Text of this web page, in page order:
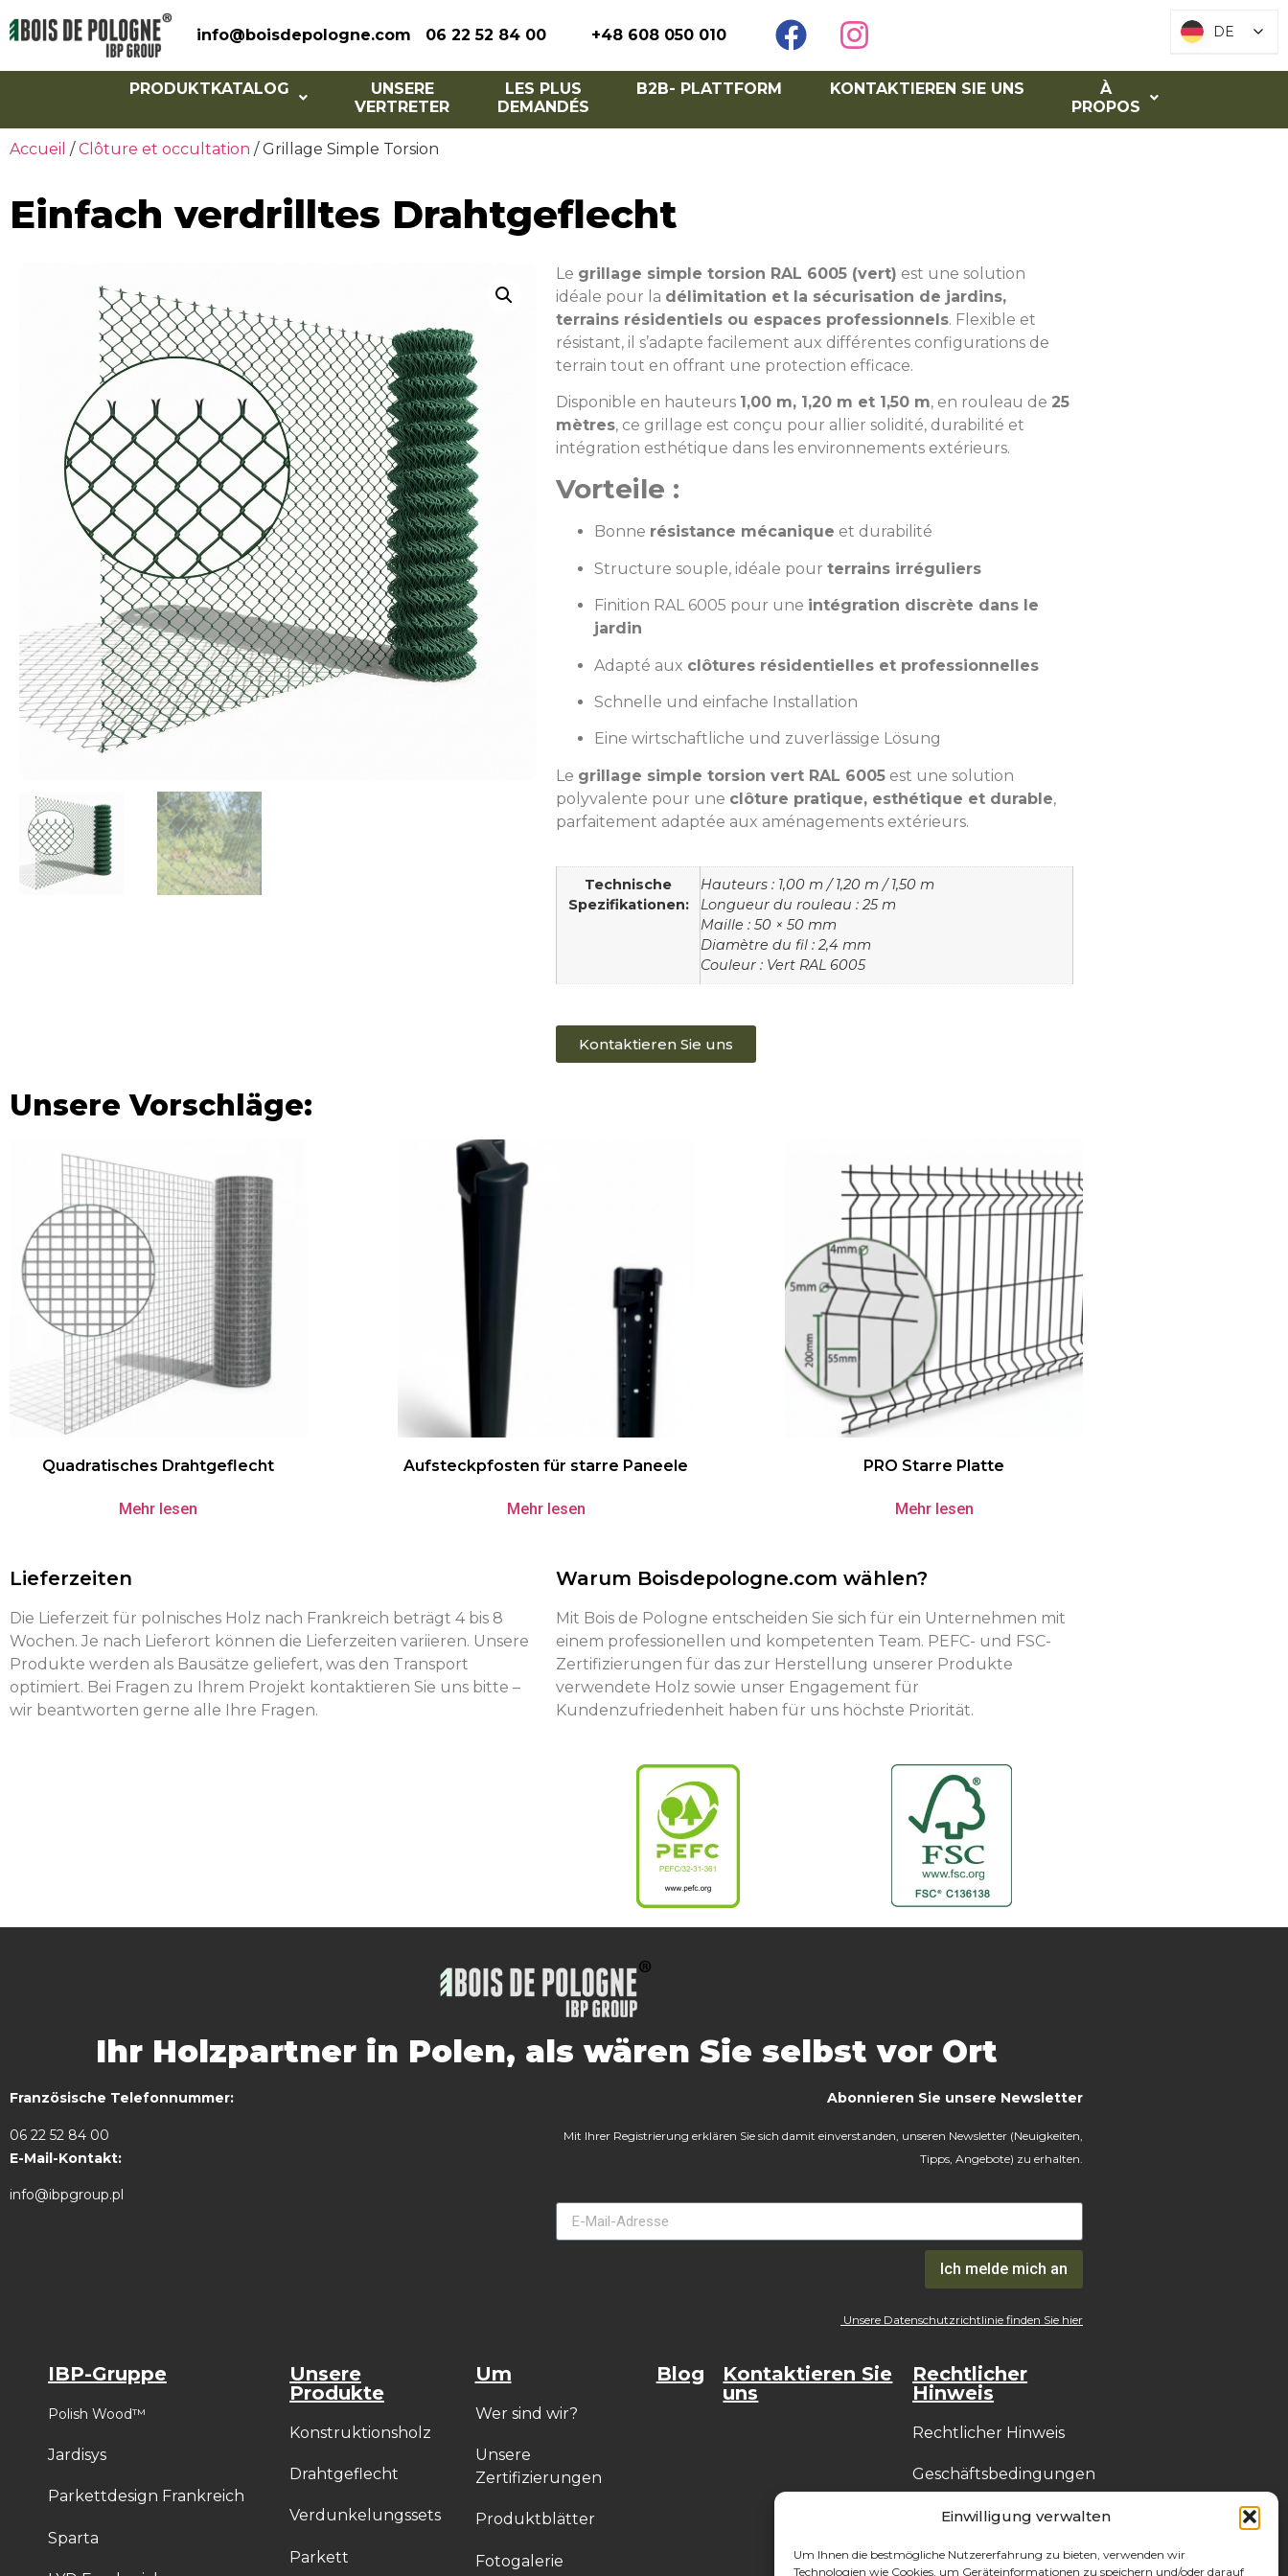
Einwilligung verwalten
Um Ihnen die bestmögliche Nutzererfahrung zu bieten, verwenden wir
Technologien wie Cookies, um Geräteinformationen zu speichern und/oder darauf
info@boisdepologne.com 06 22 52 84 00 +48 608 050 010
PRODUKTKATALOG
UNSERE
VERTRETER
LES PLUS
DEMANDÉS
B2B- PLATTFORM KONTAKTIEREN SIE UNS
À
PROPOS
Accueil /Clôture et occultation / Grillage Simple Torsion
Einfach verdrilltes Drahtgeflecht
Le grillage simple torsion RAL 6005 (vert) est une solution
idéale pour la délimitation et la sécurisation de jardins,
terrains résidentiels ou espaces professionnels. Flexible et
résistant, il s’adapte facilement aux différentes configurations de
terrain tout en offrant une protection efficace.
Disponible en hauteurs 1,00 m, 1,20 m et 1,50 m, en rouleau de 25
mètres, ce grillage est conçu pour allier solidité, durabilité et
intégration esthétique dans les environnements extérieurs.
Vorteile :
Bonne résistance mécanique et durabilité
Structure souple, idéale pour terrains irréguliers
Finition RAL 6005 pour une intégration discrète dans le
jardin
Adapté aux clôtures résidentielles et professionnelles
Schnelle und einfache Installation
Eine wirtschaftliche und zuverlässige Lösung
Le grillage simple torsion vert RAL 6005 est une solution
polyvalente pour une clôture pratique, esthétique et durable,
parfaitement adaptée aux aménagements extérieurs.
Technische
Spezifikationen:
Hauteurs : 1,00 m / 1,20 m / 1,50 m
Longueur du rouleau : 25 m
Maille : 50 × 50 mm
Diamètre du fil : 2,4 mm
Couleur : Vert RAL 6005
Kontaktieren Sie uns
Unsere Vorschläge:
Quadratisches Drahtgeflecht
Mehr lesen
Aufsteckpfosten für starre Paneele
Mehr lesen
PRO Starre Platte
Mehr lesen
Lieferzeiten
Die Lieferzeit für polnisches Holz nach Frankreich beträgt 4 bis 8
Wochen. Je nach Lieferort können die Lieferzeiten variieren. Unsere
Produkte werden als Bausätze geliefert, was den Transport
optimiert. Bei Fragen zu Ihrem Projekt kontaktieren Sie uns bitte –
wir beantworten gerne alle Ihre Fragen.
Warum Boisdepologne.com wählen?
Mit Bois de Pologne entscheiden Sie sich für ein Unternehmen mit
einem professionellen und kompetenten Team. PEFC- und FSC-
Zertifizierungen für das zur Herstellung unserer Produkte
verwendete Holz sowie unser Engagement für
Kundenzufriedenheit haben für uns höchste Priorität.
Ihr Holzpartner in Polen, als wären Sie selbst vor Ort
Französische Telefonnummer:
06 22 52 84 00
E-Mail-Kontakt:
info@ibpgroup.pl
Abonnieren Sie unsere Newsletter
Mit Ihrer Registrierung erklären Sie sich damit einverstanden, unseren Newsletter (Neuigkeiten,
Tipps, Angebote) zu erhalten.
Ich melde mich an
Unsere Datenschutzrichtlinie finden Sie hier
IBP-Gruppe
Polish Wood™
Jardisys
Parkettdesign Frankreich
Sparta
Unsere
Produkte
Konstruktionsholz
Drahtgeflecht
Verdunkelungssets
Parkett
Um
Wer sind wir?
Unsere
Zertifizierungen
Produktblätter
Fotogalerie
Blog
Kontaktieren Sie
uns
Rechtlicher
Hinweis
Rechtlicher Hinweis
Geschäftsbedingungen
Datenschutzrichtlinie
DE
DE